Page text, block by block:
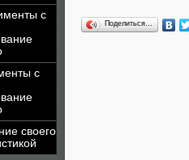
с
с
своего
Поделиться…